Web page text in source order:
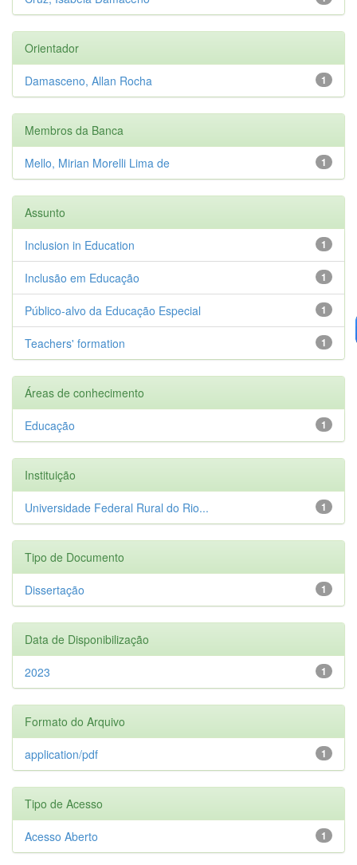
Orientador
1
Damasceno, Allan Rocha
Membros da Banca
1
Mello, Mirian Morelli Lima de
Assunto
1
Inclusion in Education
1
Inclusão em Educação
1
Público-alvo da Educação Especial
1
Teachers' formation
Áreas de conhecimento
1
Educação
Instituição
1
Universidade Federal Rural do Rio...
Tipo de Documento
1
Dissertação
Data de Disponibilização
1
2023
Formato do Arquivo
1
application/pdf
Tipo de Acesso
1
Acesso Aberto